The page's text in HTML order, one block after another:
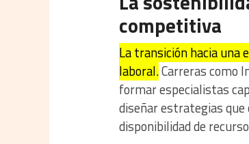
competitiva
La transición hacia una
laboral.Carreras como
formar especialistas
diseñar estrategias
disponibilidad de